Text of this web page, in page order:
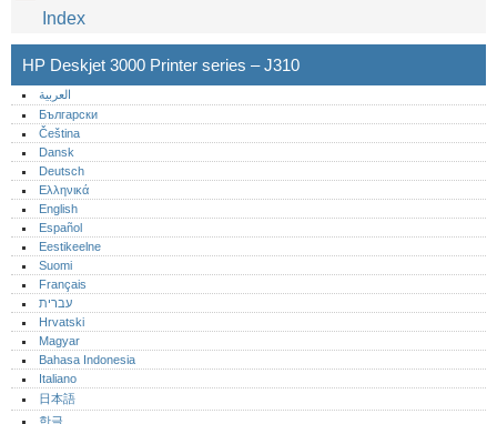
Index
HP Deskjet 3000 Printer series – J310
العربية
Български
Čeština
Dansk
Deutsch
Ελληνικά
English
Español
Eestikeelne
Suomi
Français
עברית
Hrvatski
Magyar
Bahasa Indonesia
Italiano
日本語
한글